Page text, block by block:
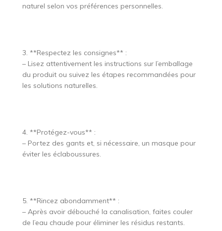
naturel selon vos préférences personnelles.
3. **Respectez les consignes** :
– Lisez attentivement les instructions sur l’emballage
du produit ou suivez les étapes recommandées pour
les solutions naturelles.
4. **Protégez-vous** :
– Portez des gants et, si nécessaire, un masque pour
éviter les éclaboussures.
5. **Rincez abondamment** :
– Après avoir débouché la canalisation, faites couler
de l’eau chaude pour éliminer les résidus restants.